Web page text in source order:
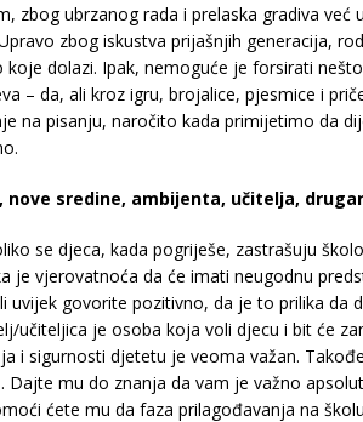
zbog ubrzanog rada i prelaska gradiva već
zbog iskustva prijašnjih generacija,
dolazi. Ipak, nemoguće je forsirati
– da, ali kroz igru, brojalice, pjesmice i
na pisanju, naročito kada primijetimo da
sredine, ambijenta, učitelja,
se djeca, kada pogriješe, zastrašuju
je vjerovatnoća da će imati neugodnu
govorite pozitivno, da je to prilika da
učiteljica je osoba koja voli djecu i bit će
i sigurnosti djetetu je veoma važan.
mu do znanja da vam je važno
ćete mu da faza prilagođavanja na